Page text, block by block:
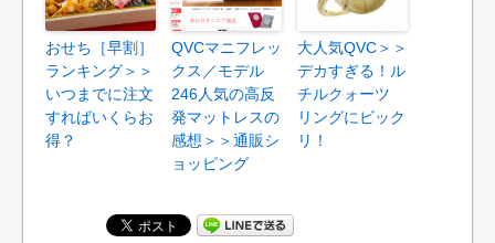
おせち［早割］
ランキング＞＞
いつまでに注文
すればいくらお
得？
QVCマニフレッ
クス／モデル
246人気の高反
発マットレスの
感想＞＞通販シ
ョッピング
大人気QVC＞＞
デカすぎる！ル
チルクォーツ
リングにビック
リ！